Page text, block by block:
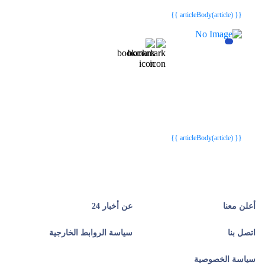
{{ articleBody(article) }}
{{ articleBody(article) }}
أعلن معنا عن أخبار 24
اتصل بنا سياسة الروابط الخارجية
سياسة الخصوصية